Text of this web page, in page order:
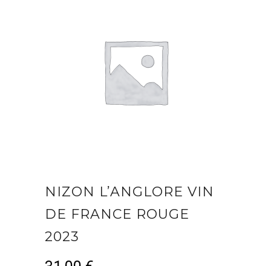
NIZON L’ANGLORE VIN
DE FRANCE ROUGE
2023